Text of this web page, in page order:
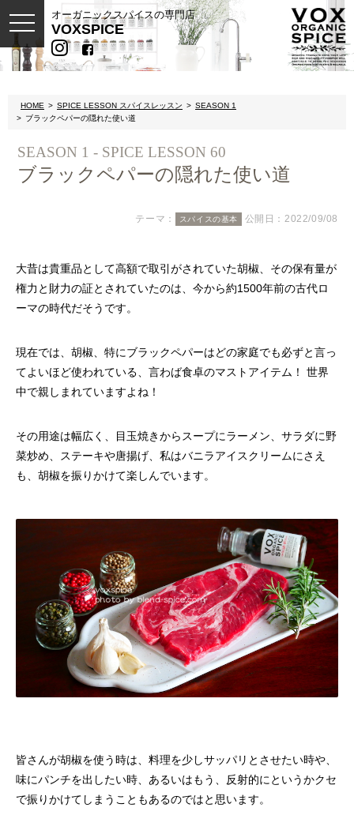
オーガニックスパイスの専門店
VOXSPICE
toggle
navigation
HOME SPICE LESSON スパイスレッスン
SEASON 1
ブラックペパーの隠れた使い道
SEASON 1 - SPICE LESSON 60
ブラックペパーの隠れた使い道
テーマ： スパイスの基本 公開日：2022/09/08
大昔は貴重品として高額で取引がされていた胡椒、その保有量が
権力と財力の証とされていたのは、今から約1500年前の古代ロ
ーマの時代だそうです。
現在では、胡椒、特にブラックペパーはどの家庭でも必ずと言っ
てよいほど使われている、言わば食卓のマストアイテム！ 世界
中で親しまれていますよね！
その用途は幅広く、目玉焼きからスープにラーメン、サラダに野
菜炒め、ステーキや唐揚げ、私はバニラアイスクリームにさえ
も、胡椒を振りかけて楽しんでいます。
皆さんが胡椒を使う時は、料理を少しサッパリとさせたい時や、
味にパンチを出したい時、あるいはもう、反射的にというかクセ
で振りかけてしまうこともあるのではと思います。